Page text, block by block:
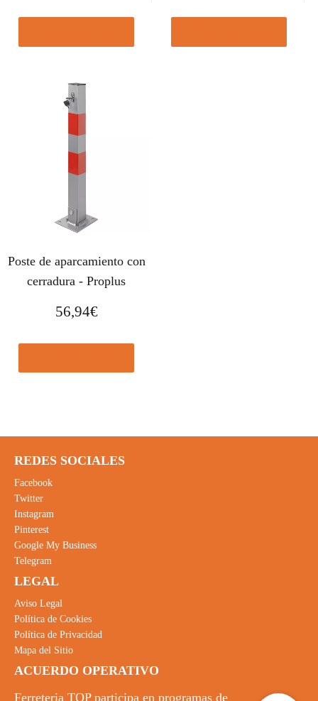
Poste de aparcamiento con
cerradura - Proplus
56,94€
REDES SOCIALES
Facebook
Twitter
Instagram
Pinterest
Google My Business
Telegram
LEGAL
Aviso Legal
Política de Cookies
Política de Privacidad
Mapa del Sitio
ACUERDO OPERATIVO
Ferreteria TOP participa en programas de